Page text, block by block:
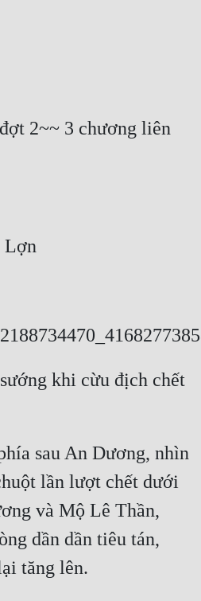
2~~ 3 chương liên
Lợn
khi cừu địch chết
sau An Dương, nhìn
lần lượt chết dưới
và Mộ Lê Thần,
dần dần tiêu tán,
tăng lên.